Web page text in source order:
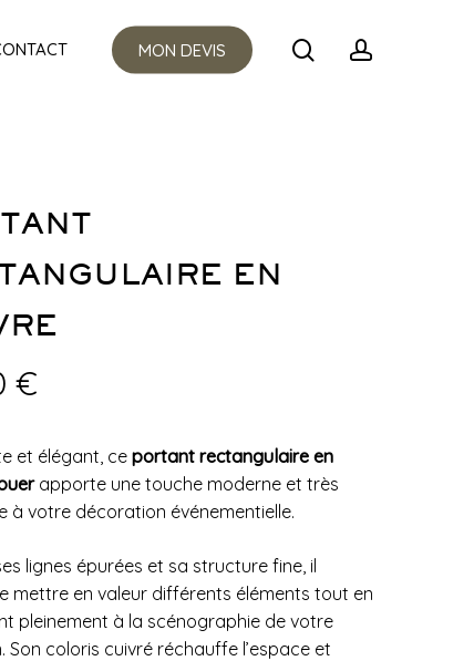
MON DEVIS searchaccount
EN
€
et élégant, ce portant rectangulaire en
apporte une touche moderne et très
à votre décoration événementielle.
lignes épurées et sa structure fine, il
mettre en valeur différents éléments tout en
pleinement à la scénographie de votre
Son coloris cuivré réchauffe l’espace et